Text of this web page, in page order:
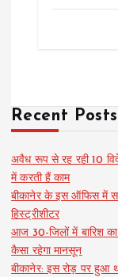
Recent Posts
अवैध रूप से रह रही 10
में करती हैं काम
बीकानेर के इस ऑफिस में
हिस्ट्रीशीटर
आज 30-जिलों में बारिश
कैसा रहेगा मानसून
बीकानेर: इस रोड़ पर हुआ